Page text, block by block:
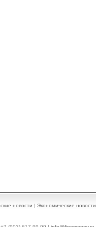
новости | Экономические новости